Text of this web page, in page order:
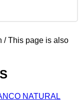
/ This page is also